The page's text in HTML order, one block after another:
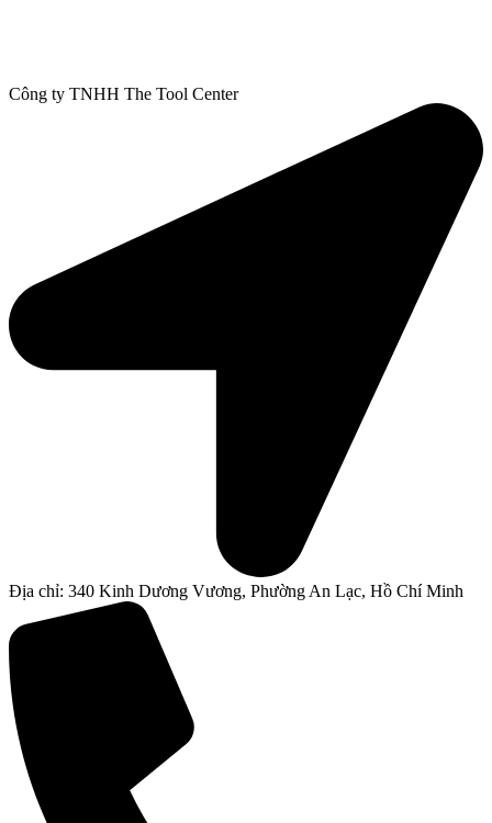
Công ty TNHH The Tool Center
Địa chỉ: 340 Kinh Dương Vương, Phường An Lạc, Hồ Chí Minh